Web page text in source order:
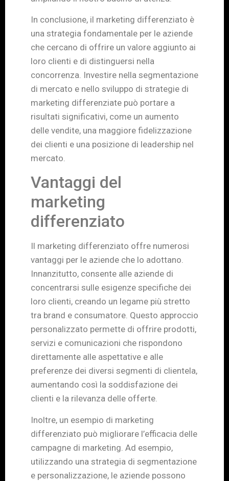
In conclusione, il marketing differenziato è
una strategia fondamentale per le aziende
che cercano di offrire un valore aggiunto ai
loro clienti e di distinguersi nella
concorrenza. Investire nella segmentazione
di mercato e nello sviluppo di strategie di
marketing differenziate può portare a
risultati significativi, come un aumento
delle vendite, una maggiore fidelizzazione
dei clienti e una posizione di leadership nel
mercato.
Vantaggi del
marketing
differenziato
Il marketing differenziato offre numerosi
vantaggi per le aziende che lo adottano.
Innanzitutto, consente alle aziende di
concentrarsi sulle esigenze specifiche dei
loro clienti, creando un legame più stretto
tra brand e consumatore. Questo approccio
personalizzato permette di offrire prodotti,
servizi e comunicazioni che rispondono
direttamente alle aspettative e alle
preferenze dei diversi segmenti di clientela,
aumentando così la soddisfazione dei
clienti e la rilevanza delle offerte.
Inoltre, un esempio di marketing
differenziato può migliorare l’efficacia delle
campagne di marketing. Ad esempio,
utilizzando una strategia di segmentazione
e personalizzazione, le aziende possono